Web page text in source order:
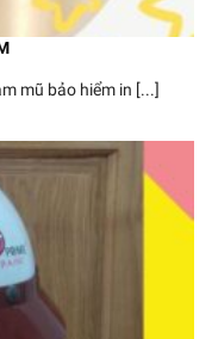
mũ bảo hiểm in [...]